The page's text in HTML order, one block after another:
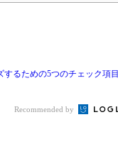
るための5つのチェック項目
Recommended by